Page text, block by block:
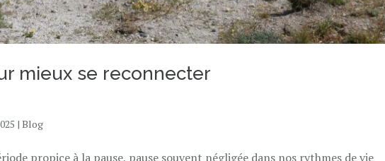
mieux se reconnecter
|Blog
propice à la pause, pause souvent négligée dans nos rythmes de vie